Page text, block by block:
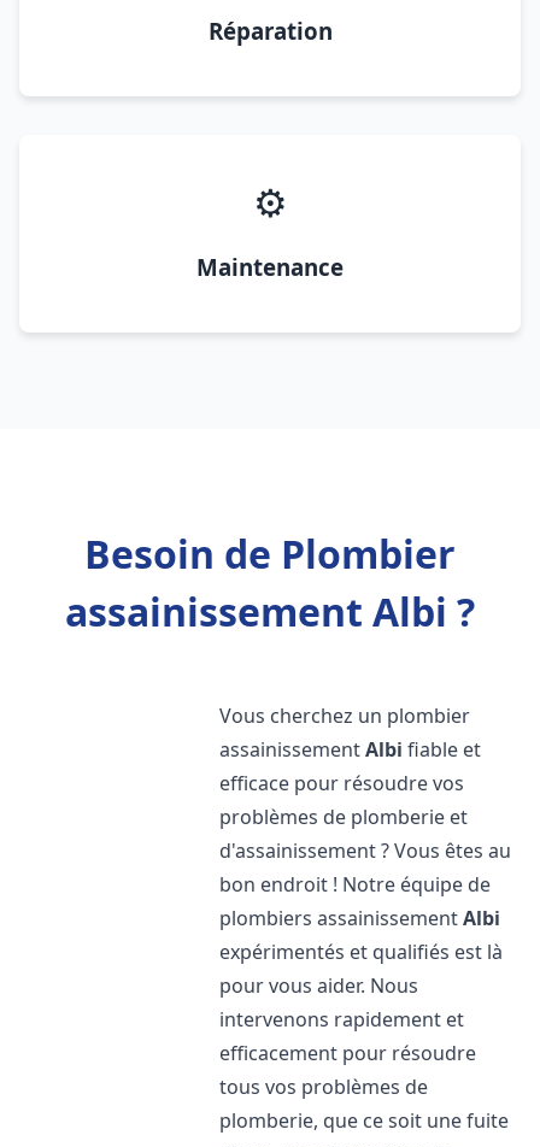
Réparation
⚙️
Maintenance
Besoin de Plombier
assainissement Albi ?
Vous cherchez un plombier
assainissementAlbi fiable et
efficace pour résoudre vos
problèmes de plomberie et
d'assainissement ? Vous êtes au
bon endroit ! Notre équipe de
plombiers assainissementAlbi
expérimentés et qualifiés est là
pour vous aider. Nous
intervenons rapidement et
efficacement pour résoudre
tous vos problèmes de
plomberie, que ce soit une fuite